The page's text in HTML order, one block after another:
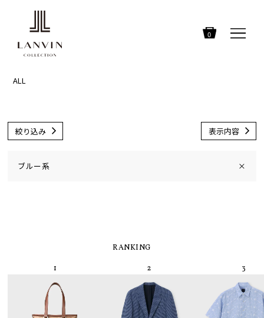
0
ALL
絞り込み 表示内容
ブルー系 ×
RANKING